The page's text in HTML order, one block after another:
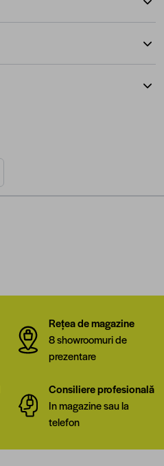
Rețea de magazine
8 showroomuri de
prezentare
Consiliere profesională
In magazine sau la
telefon